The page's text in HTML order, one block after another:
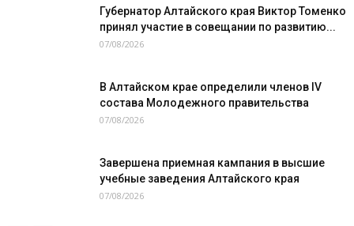
Губернатор Алтайского края Виктор Томенко
принял участие в совещании по развитию...
07/08/2026
В Алтайском крае определили членов IV
состава Молодежного правительства
07/08/2026
Завершена приемная кампания в высшие
учебные заведения Алтайского края
07/08/2026